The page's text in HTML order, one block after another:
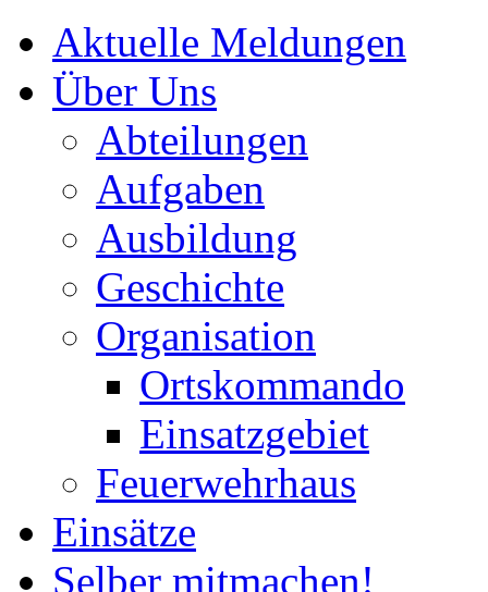
Aktuelle Meldungen
Über Uns
Abteilungen
Aufgaben
Ausbildung
Geschichte
Organisation
Ortskommando
Einsatzgebiet
Feuerwehrhaus
Einsätze
Selber mitmachen!